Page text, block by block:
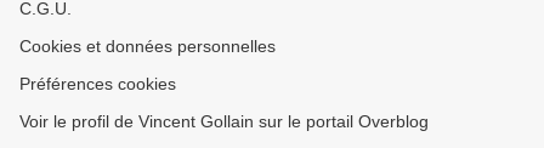
C.G.U.
Cookies et données personnelles
Préférences cookies
Voir le profil de Vincent Gollain sur le portail Overblog